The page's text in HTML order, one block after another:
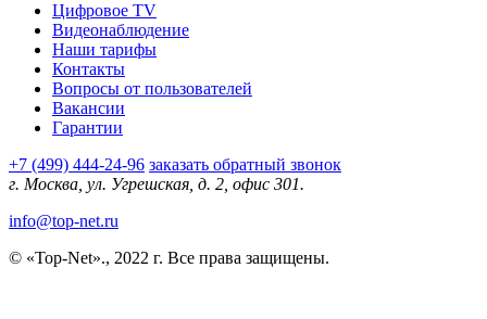
Цифровое TV
Видеонаблюдение
Наши тарифы
Контакты
Вопросы от пользователей
Вакансии
Гарантии
+7 (499) 444-24-96 заказать обратный звонок
г. Москва, ул. Угрешская, д. 2, офис 301.
info@top-net.ru
© «Top-Net»., 2022 г. Все права защищены.